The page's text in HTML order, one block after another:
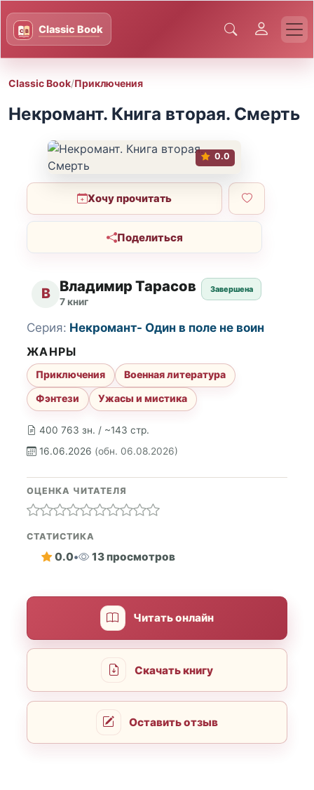
Classic Book/Приключения
Некромант. Книга вторая. Смерть
0.0
Хочу прочитать
Поделиться
В Владимир Тарасов
7 книг
Завершена
400 763 зн. / ~143 стр.
16.06.2026 (обн. 06.08.2026)
Серия: Некромант- Один в поле не воин
ЖАНРЫ
Приключения
Военная литература
Фэнтези
Ужасы и мистика
ОЦЕНКА ЧИТАТЕЛЯ
СТАТИСТИКА
0.0• 13 просмотров
Читать онлайн
Скачать книгу
Оставить отзыв